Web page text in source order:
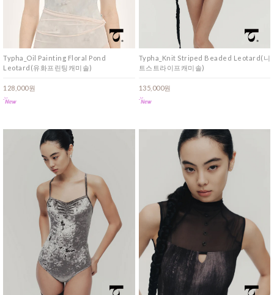
Typha_Oil Painting Floral Pond
Leotard(유화프린팅캐미솔)
128,000원
Typha_Knit Striped Beaded Leotard(니
트스트라이프캐미솔)
135,000원